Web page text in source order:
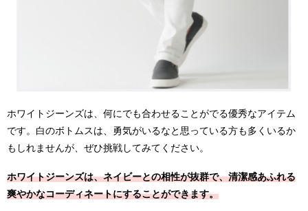
ホワイトジーンズは、何にでも合わせることがでる優秀なアイテム
です。白のボトムスは、勇気がいるなと思っている方も多くいるか
もしれませんが、ぜひ挑戦してみてください。
ホワイトジーンズは、ネイビーとの相性が抜群で、清潔感あふれる
爽やかなコーディネートにすることができます。